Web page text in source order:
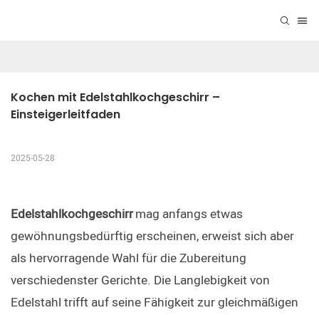
Kochen mit Edelstahlkochgeschirr –
Einsteigerleitfaden
2025-05-28
Edelstahlkochgeschirrmag anfangs etwas
gewöhnungsbedürftig erscheinen, erweist sich aber
als hervorragende Wahl für die Zubereitung
verschiedenster Gerichte. Die Langlebigkeit von
Edelstahl trifft auf seine Fähigkeit zur gleichmäßigen